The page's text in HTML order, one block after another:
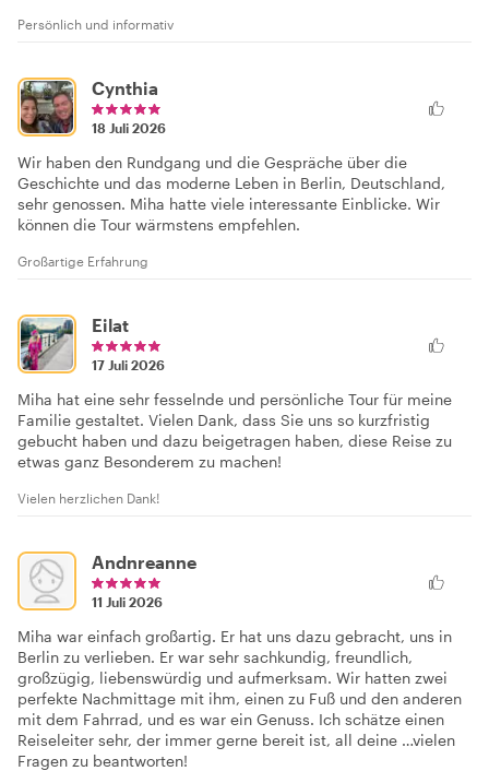
Persönlich und informativ
Cynthia
18 Juli 2026
Wir haben den Rundgang und die Gespräche über die
Geschichte und das moderne Leben in Berlin, Deutschland,
sehr genossen. Miha hatte viele interessante Einblicke. Wir
können die Tour wärmstens empfehlen.
Großartige Erfahrung
Eilat
17 Juli 2026
Miha hat eine sehr fesselnde und persönliche Tour für meine
Familie gestaltet. Vielen Dank, dass Sie uns so kurzfristig
gebucht haben und dazu beigetragen haben, diese Reise zu
etwas ganz Besonderem zu machen!
Vielen herzlichen Dank!
Andnreanne
11 Juli 2026
Miha war einfach großartig. Er hat uns dazu gebracht, uns in
Berlin zu verlieben. Er war sehr sachkundig, freundlich,
großzügig, liebenswürdig und aufmerksam. Wir hatten zwei
perfekte Nachmittage mit ihm, einen zu Fuß und den anderen
mit dem Fahrrad, und es war ein Genuss. Ich schätze einen
Reiseleiter sehr, der immer gerne bereit ist, all deine …vielen
Fragen zu beantworten!